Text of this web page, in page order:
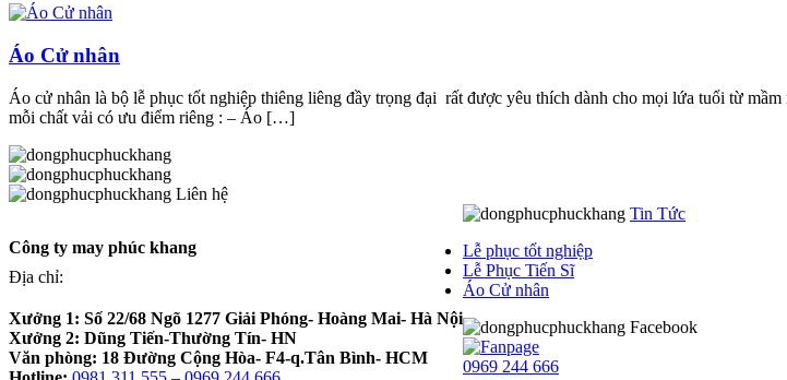
Áo Cử nhân
Áo cử nhân là bộ lễ phục tốt nghiệp thiêng liêng đầy trọng đại rất được yêu thích dành cho mọi lứa tuổi từ
mỗi chất vải có ưu điểm riêng : – Áo […]
Liên hệ
Công ty may phúc khang
Địa chỉ:
Xưởng 1: Số 22/68 Ngõ 1277 Giải Phóng- Hoàng Mai- Hà Nội
Xưởng 2: Dũng Tiến-Thường Tín- HN
Văn phòng: 18 Đường Cộng Hòa- F4-q.Tân Bình- HCM
Tin Tức
Lễ phục tốt nghiệp
Lễ Phục Tiến Sĩ
Áo Cử nhân
Facebook
0969 244 666